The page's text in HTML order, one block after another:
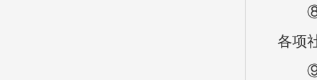
⑧工
各项
⑨商